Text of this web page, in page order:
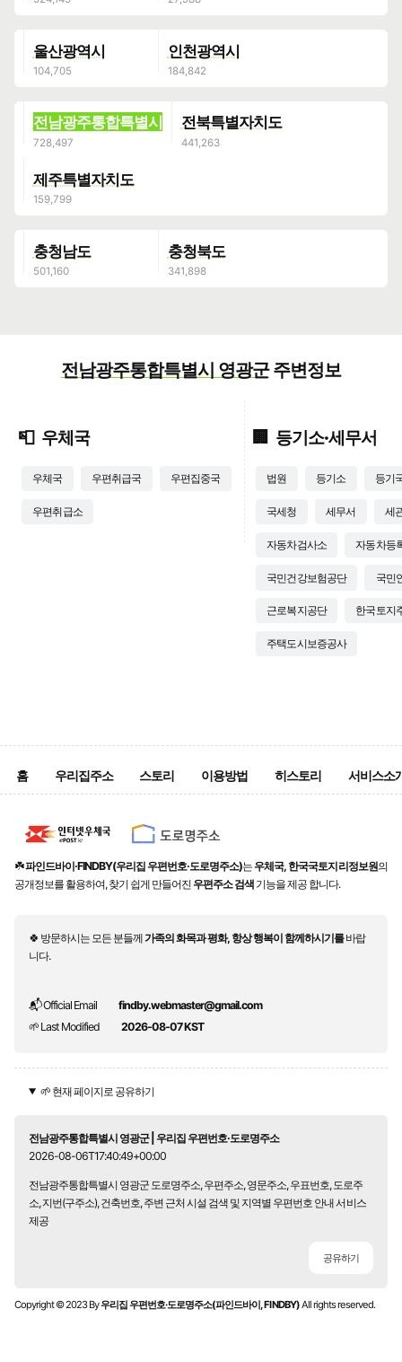
울산광역시 인천광역시
전남광주통합특별시 전북특별자치도
제주특별자치도
충청남도 충청북도
전남광주통합특별시 영광군주변정보
📮 우체국
우체국 우편취급국 우편집중국
우편취급소
🏢 등기소·세무서
법원 등기소 등기
국세청 세무서 세
자동차검사소 자동차등
국민건강보험공단 국민
근로복지공단 한국토지
주택도시보증공사
홈 우리집주소 스토리 이용방법 히스토리 서비스소
☘️파인드바이·FINDBY(우리집 우편번호·도로명주소)는 우체국, 한국국토지리정보원의
공개정보를 활용하여, 찾기 쉽게 만들어진 우편주소 검색 기능을 제공 합니다.
🍀 방문하시는 모든 분들께가족의 화목과 평화, 항상 행복이 함께하시기를바랍
니다.
📬 Official Email
findby.webmaster@gmail.com
🌱 Last Modified
2026-08-07 KST
🌱 현재 페이지로 공유하기
전남광주통합특별시 영광군 | 우리집 우편번호·도로명주소
2026-08-06T17:40:49+00:00
전남광주통합특별시 영광군 도로명주소, 우편주소, 영문주소, 우표번호, 도로주
소, 지번(구주소), 건축번호, 주변 근처 시설 검색 및 지역별 우편번호 안내 서비스
제공
공유하기
Copyright © 2023 By우리집 우편번호·도로명주소(파인드바이, FINDBY)All rights reserved.